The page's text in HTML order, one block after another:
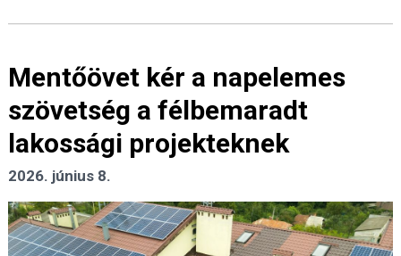
Mentőövet kér a napelemes
szövetség a félbemaradt
lakossági projekteknek
2026. június 8.